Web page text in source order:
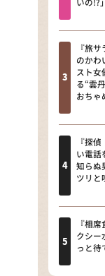
『旅
のかわ
スト女
る“雲
おちゃ
『探
い電話
知らぬ
ツリ
『相
クシー
っと待